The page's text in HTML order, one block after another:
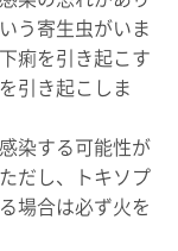
う寄生虫がいま
痢を引き起こす
引き起こしま
染する可能性が
だし、トキソプ
場合は必ず火を